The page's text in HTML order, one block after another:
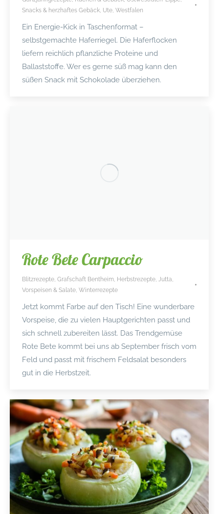
Snacks & herzhaftes Gebäck, Ute, Westfalen
Ein Energie-Kick in Taschenformat –
selbstgemachte Haferriegel. Die Haferflocken
liefern reichlich pflanzliche Proteine und
Ballaststoffe. Wer es gerne süß mag kann den
süßen Snack mit Schokolade überziehen.
Rote Bete Carpaccio
Blitzrezepte Grafschaft Bentheim Herbstrezepte Jutta
Vorspeisen & Salate Winterrezepte
Jetzt kommt Farbe auf den Tisch! Eine wunderbare
Vorspeise, die zu vielen Hauptgerichten passt und
sich schnell zubereiten lässt. Das Trendgemüse
Rote Bete kommt bei uns ab September frisch vom
Feld und passt mit frischem Feldsalat besonders
gut in die Herbstzeit.